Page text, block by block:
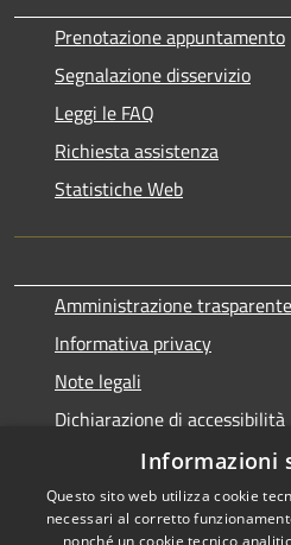
Prenotazione appuntamento
Segnalazione disservizio
Leggi le FAQ
Richiesta assistenza
Statistiche Web
Amministrazione trasparente
Informativa privacy
Note legali
Dichiarazione di accessibilità
Informazioni
Questo sito web utilizza cookie
necessari al corretto
nonché un cookie tecnico